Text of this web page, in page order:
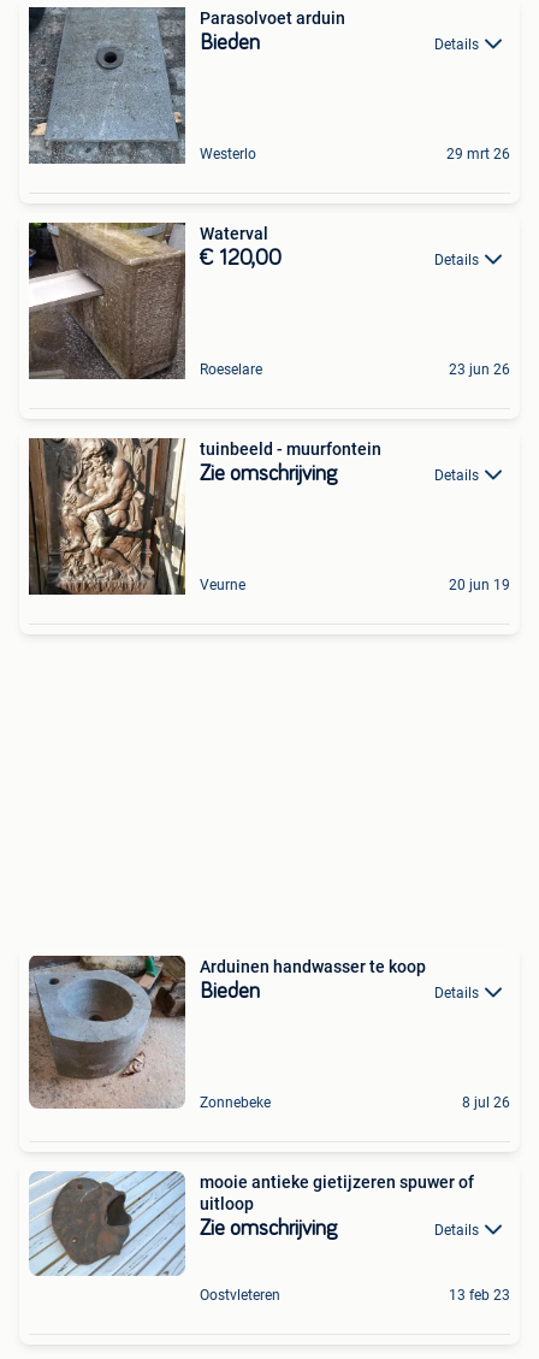
Parasolvoet arduin
Bieden Details
Westerlo 29 mrt 26
Waterval
€ 120,00 Details
Roeselare 23 jun 26
tuinbeeld - muurfontein
Zie omschrijving Details
Veurne 20 jun 19
Arduinen handwasser te koop
Bieden Details
Zonnebeke 8 jul 26
mooie antieke gietijzeren spuwer of
uitloop
Zie omschrijving Details
Oostvleteren 13 feb 23